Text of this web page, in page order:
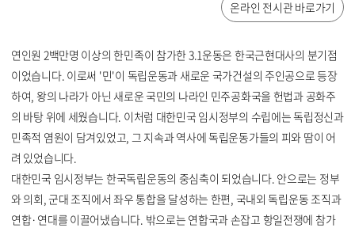
온라인 전시관 바로가기
연인원 2백만명 이상의 한민족이 참가한 3.1운동은 한국근현대사의 분기점
이었습니다. 이로써 '민'이 독립운동과 새로운 국가건설의 주인공으로 등장
하여, 왕의 나라가 아닌 새로운 국민의 나라인 민주공화국을 헌법과 공화주
의 바탕 위에 세웠습니다. 이처럼 대한민국 임시정부의 수립에는 독립정신과
민족적 염원이 담겨있었고, 그 지속과 역사에 독립운동가들의 피와 땀이 어
려 있었습니다.
대한민국 임시정부는 한국독립운동의 중심축이 되었습니다. 안으로는 정부
와 의회, 군대 조직에서 좌우 통합을 달성하는 한편, 국내외 독립운동 조직과
연합·연대를 이끌어냈습니다. 밖으로는 연합국과 손잡고 항일전쟁에 참가